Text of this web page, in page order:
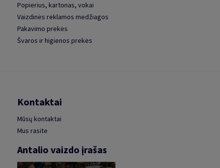
Popierius, kartonas, vokai
Vaizdinės reklamos medžiagos
Pakavimo prekės
Švaros ir higienos prekės
Kontaktai
Mūsų kontaktai
Mus rasite
Antalio vaizdo įrašas